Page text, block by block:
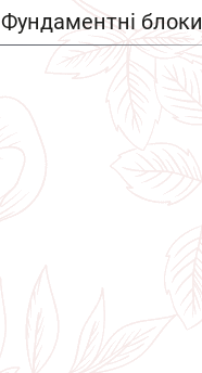
Фундаментні блоки